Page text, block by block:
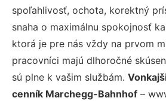
spoľahlivosť, ochota, korektný
snaha o maximálnu spokojnosť
ktorá je pre nás vždy na prvom
pracovníci majú dlhoročné
sú plne k vašim službám.
cenník Marchegg-Bahnhof –